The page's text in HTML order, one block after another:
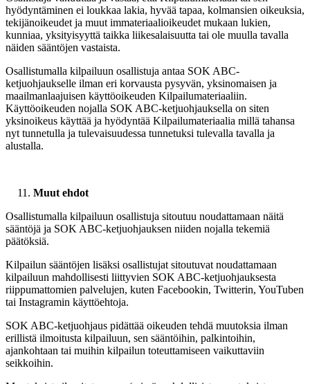
hyödyntäminen ei loukkaa lakia, hyvää tapaa, kolmansien oikeuksia,
tekijänoikeudet ja muut immateriaalioikeudet mukaan lukien,
kunniaa, yksityisyyttä taikka liikesalaisuutta tai ole muulla tavalla
näiden sääntöjen vastaista.
Osallistumalla kilpailuun osallistuja antaa SOK ABC-
ketjuohjaukselle ilman eri korvausta pysyvän, yksinomaisen ja
maailmanlaajuisen käyttöoikeuden Kilpailumateriaaliin.
Käyttöoikeuden nojalla SOK ABC-ketjuohjauksella on siten
yksinoikeus käyttää ja hyödyntää Kilpailumateriaalia millä tahansa
nyt tunnetulla ja tulevaisuudessa tunnetuksi tulevalla tavalla ja
alustalla.
Muut ehdot
Osallistumalla kilpailuun osallistuja sitoutuu noudattamaan näitä
sääntöjä ja SOK ABC-ketjuohjauksen niiden nojalla tekemiä
päätöksiä.
Kilpailun sääntöjen lisäksi osallistujat sitoutuvat noudattamaan
kilpailuun mahdollisesti liittyvien SOK ABC-ketjuohjauksesta
riippumattomien palvelujen, kuten Facebookin, Twitterin, YouTuben
tai Instagramin käyttöehtoja.
SOK ABC-ketjuohjaus pidättää oikeuden tehdä muutoksia ilman
erillistä ilmoitusta kilpailuun, sen sääntöihin, palkintoihin,
ajankohtaan tai muihin kilpailun toteuttamiseen vaikuttaviin
seikkoihin.